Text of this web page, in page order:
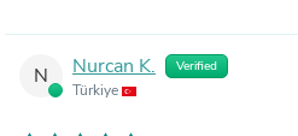
N Nurcan K. Verified
Türkiye